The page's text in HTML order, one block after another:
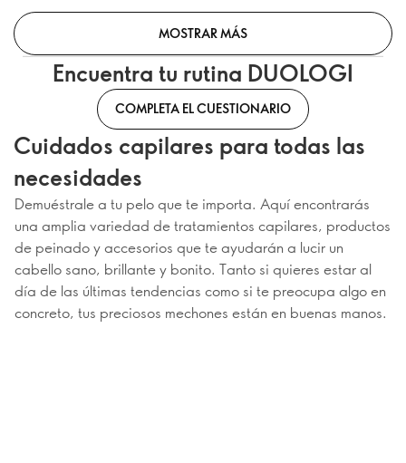
MOSTRAR MÁS
Encuentra tu rutina DUOLOGI
COMPLETA EL CUESTIONARIO
Cuidados capilares para todas las
necesidades
Demuéstrale a tu pelo que te importa. Aquí encontrarás
una amplia variedad de tratamientos capilares, productos
de peinado y accesorios que te ayudarán a lucir un
cabello sano, brillante y bonito. Tanto si quieres estar al
día de las últimas tendencias como si te preocupa algo en
concreto, tus preciosos mechones están en buenas manos.